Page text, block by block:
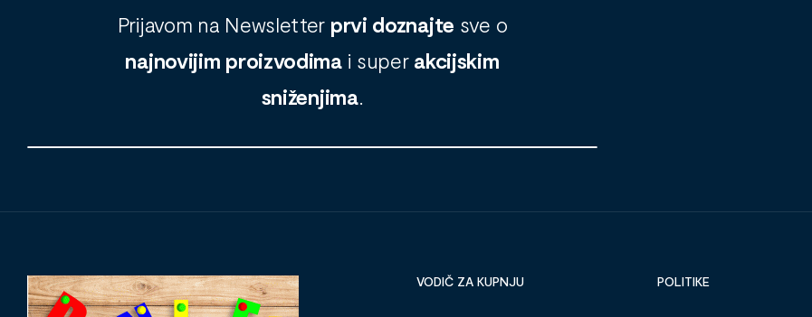
Prijavom na Newsletter prvi doznajte sve o
najnovijim proizvodimai super akcijskim
sniženjima.
VODIČ ZA KUPNJU POLITIKE